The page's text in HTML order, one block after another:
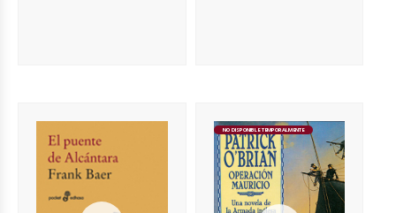
NO DISPONIBLE TEMPORALMENTE